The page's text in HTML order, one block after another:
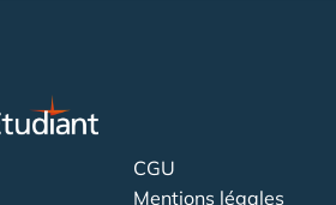
CGU
Mentions légales